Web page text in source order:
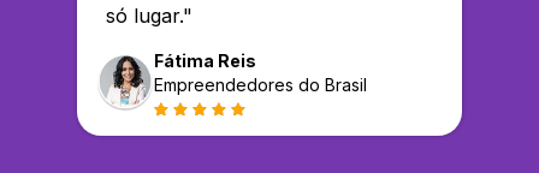
só lugar."
Fátima Reis
Empreendedores do Brasil